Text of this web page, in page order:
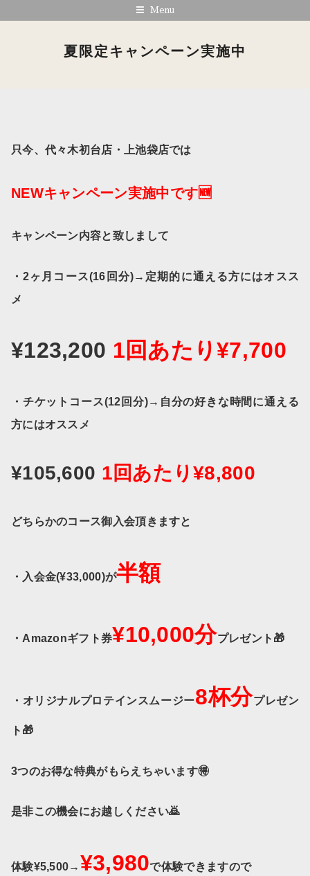
Menu
夏限定キャンペーン実施中
只今、代々木初台店・上池袋店では
NEWキャンペーン実施中です🆕
キャンペーン内容と致しまして
・2ヶ月コース(16回分)→定期的に通える方にはオスス
メ
¥123,200 1回あたり¥7,700
・チケットコース(12回分)→自分の好きな時間に通える
方にはオススメ
¥105,600 1回あたり¥8,800
どちらかのコース御入会頂きますと
・入会金(¥33,000)が半額
・Amazonギフト券¥10,000分プレゼント🎁
・オリジナルプロテインスムージー8杯分プレゼン
ト🎁
3つのお得な特典がもらえちゃいます🉐
是非この機会にお越しください🙇
体験¥5,500→ ¥3,980で体験できますので